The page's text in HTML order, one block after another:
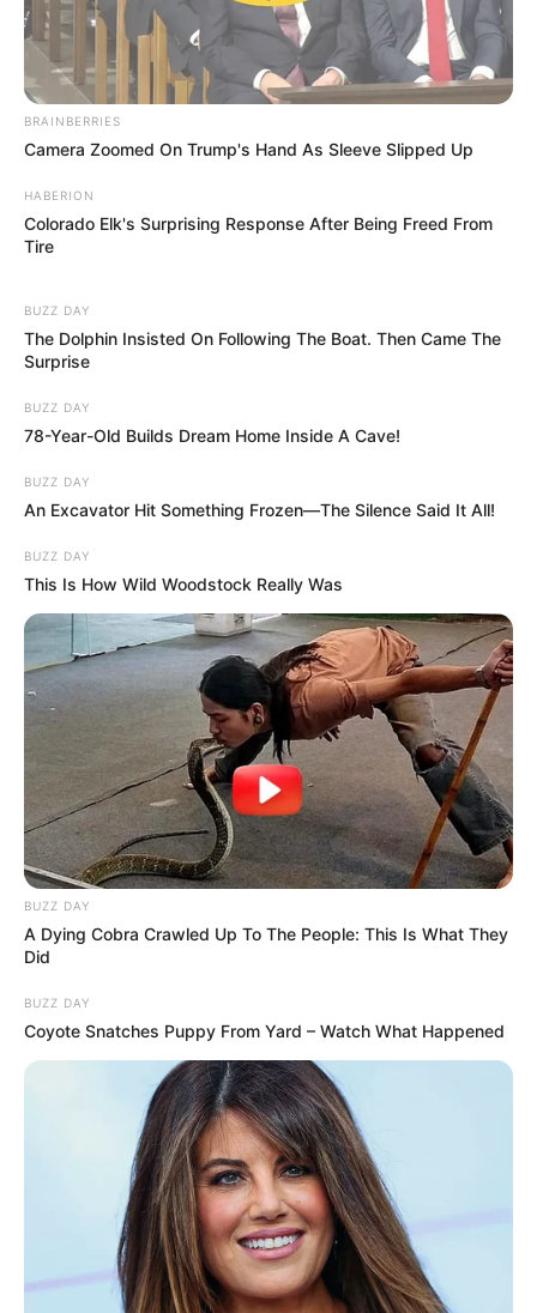
Aki valóban meg akarja szorongatni a Tiszát, annak
dolgoznia kell. Adatokkal, tényekkel, alternatív
javaslatokkal, tiszta logikával, szakpolitikai
felkészültséggel. Nem elég AI-szagú beszédeket
felolvasni, nem elég demagóg mondatokat dobálni,
megtapsol.
Magyar Péter erős, de nem ettől lesz jó a
demokrácia
Magyar Péter jelenleg látványosan uralja a
parlamenti tér egy részét. Gyors, kemény,
személyes, sokszor kíméletlen. A Fidesz és a Mi
Hazánk egyelőre ritkán tudja olyan helyzetbe hozni,
amelyben valóban védekeznie kellene.
Ez a Tisza szempontjából politikailag jó hír. Az
ország szempontjából viszont csak akkor lesz jó
hír, ha közben felépül egy valódi ellenzéki kultúra is.
Mert Magyarországnak nem új egypólusú közéletre
van szüksége, csak más zászló alatt. Hanem olyan
demokráciára, ahol a kormány erős, de
ellenőrizhető. Ahol az ellenzék kemény, de
értelmes. Ahol a parlament nem színház, hanem
Most a Fidesz sokszor a saját múltjával küzd, a Mi
Hazánk a saját szerepével, Magyar Péter pedig
egyelőre túl könnyen csinál belőlük politikai
Ezért félnek tőle igazán.
Mert Magyar Péter nemcsak válaszol nekik.
BRAINBERRIES
Camera Zoomed On Trump's Hand As Sleeve Slipped Up
HABERION
Colorado Elk's Surprising Response After Being Freed From
Tire
BUZZ DAY
The Dolphin Insisted On Following The Boat. Then Came The
Surprise
BUZZ DAY
78-Year-Old Builds Dream Home Inside A Cave!
BUZZ DAY
An Excavator Hit Something Frozen—The Silence Said It All!
BUZZ DAY
This Is How Wild Woodstock Really Was
BUZZ DAY
A Dying Cobra Crawled Up To The People: This Is What They
Did
BUZZ DAY
Coyote Snatches Puppy From Yard – Watch What Happened